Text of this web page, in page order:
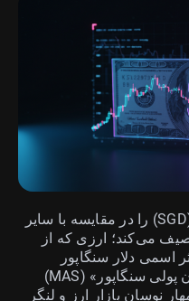
لوید چان از MUFG دلار سنگاپور (SGD) را در مقایسه با سایر
می‌کند؛ ارزی که از
اسمی دلار سنگاپور
(S$NEER) تحت مدیریت «سازمان پولی سنگاپور» (MAS)
نوسان بازار ارز و لنگر